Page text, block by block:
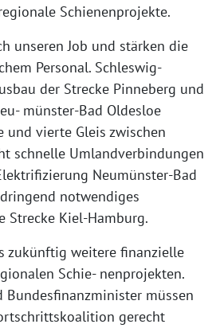
Schienenprojekte.
unseren Job und stärken die
Personal. Schleswig-
der Strecke Pinneberg und
münster-Bad Oldesloe
und vierte Gleis zwischen
schnelle Umlandverbindungen
Neumünster-Bad
notwendiges
Strecke Kiel-Hamburg.
zukünftig weitere finanzielle
Schie- nenprojekten.
Bundesfinanzminister müssen
gerecht